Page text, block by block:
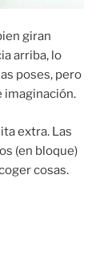
giran
arriba, lo
poses, pero
imaginación.
extra. Las
(en bloque)
cosas.